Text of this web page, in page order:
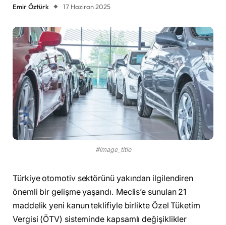
Emir Öztürk 17 Haziran 2025
#image_title
Türkiye otomotiv sektörünü yakından ilgilendiren
önemli bir gelişme yaşandı. Meclis’e sunulan 21
maddelik yeni kanun teklifiyle birlikte Özel Tüketim
Vergisi (ÖTV) sisteminde kapsamlı değişiklikler